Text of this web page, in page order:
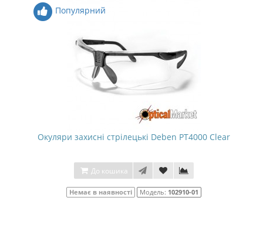
Популярний
Окуляри захисні стрілецькі Deben PT4000 Clear
До кошика
Немає в наявності Модель: 102910-01